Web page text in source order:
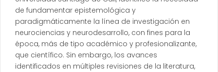
de fundamentar epistemológica y
paradigmáticamente la línea de investigación en
neurociencias y neurodesarrollo, con fines para la
época, más de tipo académico y profesionalizante,
que científico. Sin embargo, los avances
identificados en múltiples revisiones de la literatura,